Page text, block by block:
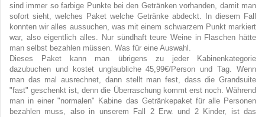
sind immer so farbige Punkte bei den Getränken vorhanden, damit man
sofort sieht, welches Paket welche Getränke abdeckt. In diesem Fall
konnten wir alles aussuchen, was mit einem schwarzem Punkt markiert
war, also eigentlich alles. Nur sündhaft teure Weine in Flaschen hätte
man selbst bezahlen müssen. Was für eine Auswahl.
Dieses Paket kann man übrigens zu jeder Kabinenkategorie
dazubuchen und kostet unglaubliche 45,99€/Person und Tag. Wenn
man das mal ausrechnet, dann stellt man fest, dass die Grandsuite
"fast" geschenkt ist, denn die Überraschung kommt erst noch. Während
man in einer "normalen" Kabine das Getränkepaket für alle Personen
bezahlen muss, also in unserem Fall 2 Erw. und 2 Kinder, ist das